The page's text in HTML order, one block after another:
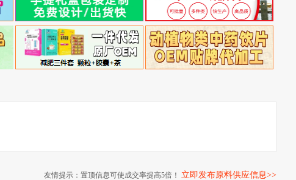
友情提示：置顶信息可使成交率提高5倍！ 立即发布原料供应信息>>